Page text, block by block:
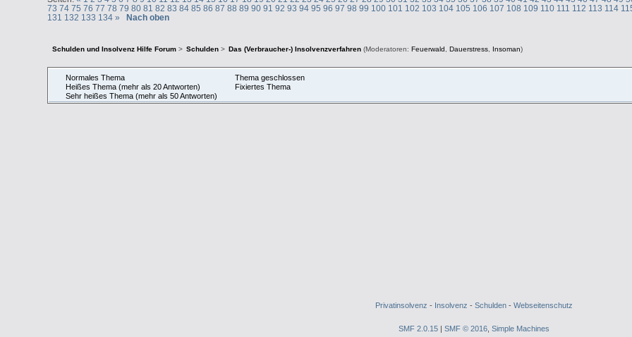
73 74 75 76 77 78 79 80 81 82 83 84 85 86 87 88 89 90 91 92 93 94 95 96 97 98 99 100 101 102 103 104 105 106 107 108 109 110 111 112 113 114
131 132 133 134 » Nach oben
Schulden und Insolvenz Hilfe Forum> Schulden> Das (Verbraucher-) Insolvenzverfahren(Moderatoren: Feuerwald Dauerstress, Insoman)
Normales Thema
Heißes Thema (mehr als 20 Antworten)
Sehr heißes Thema (mehr als 50 Antworten)
Thema geschlossen
Fixiertes Thema
Privatinsolvenz - Insolvenz - Schulden - Webseitenschutz
SMF 2.0.15 | SMF © 2016 Simple Machines